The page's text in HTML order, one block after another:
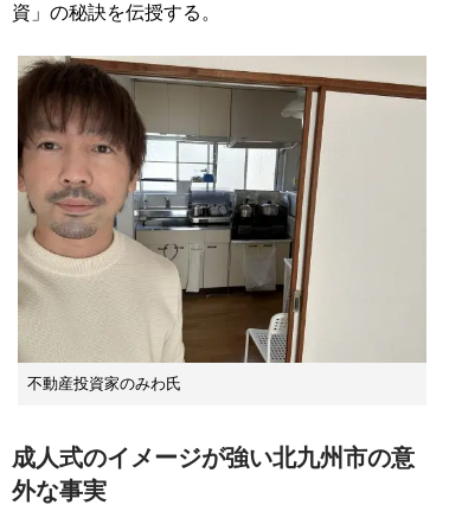
資」の秘訣を伝授する。
不動産投資家のみわ氏
成人式のイメージが強い北九州市の意
外な事実